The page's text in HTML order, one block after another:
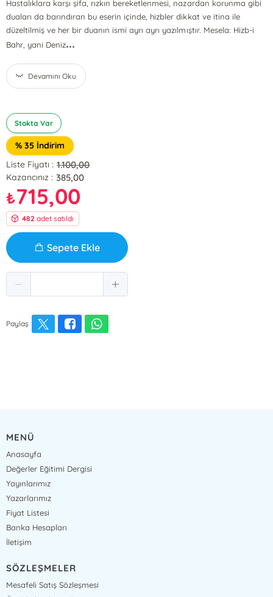
Hastalıklara karşı şifa, rızkın bereketlenmesi, nazardan korunma gibi
duaları da barındıran bu eserin içinde, hizbler dikkat ve itina ile
düzeltilmiş ve her bir duanın ismi ayrı ayrı yazılmıştır. Mesela: Hizb-i
Bahr, yani Deniz...
Devamını Oku
Stokta Var
% 35 İndirim
Liste Fiyatı : 1.100,00
Kazancınız : 385,00
₺715,00
482 adet satıldı
Sepete Ekle
Paylaş
MENÜ
Anasayfa
Değerler Eğitimi Dergisi
Yayınlarımız
Yazarlarımız
Fiyat Listesi
Banka Hesapları
İletişim
SÖZLEŞMELER
Mesafeli Satış Sözleşmesi